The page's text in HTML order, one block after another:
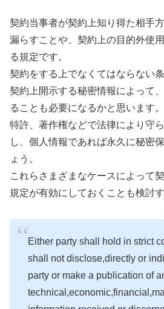
契約当事者が契約上知り得た相手
漏らすことや、契約上の目的外使
る規定です。
契約をする上でなくてはならない
契約上開示する秘密情報によって
ることも必要になるかと思います
特許、著作権などで法律により守
し、個人情報であれば永久に秘密
ょう。
これらさまざまなケースによって
規定が有効にしておくことも検討す
Either party shall hold in strict
shall not disclose,directly or
party or make a publication of